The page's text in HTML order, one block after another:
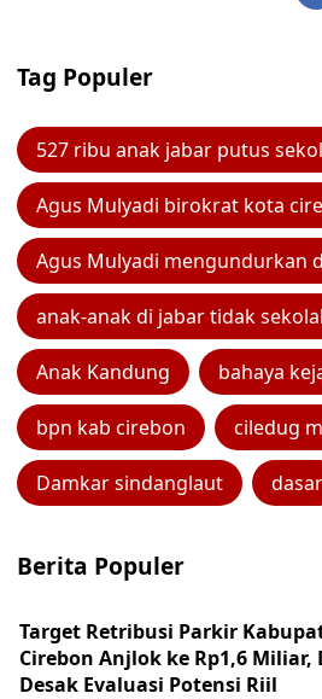
Tag Populer
527 ribu anak jabar putus
Agus Mulyadi birokrat kota
Agus Mulyadi mengundurkan
anak-anak di jabar tidak
Anak Kandung bahaya
bpn kab cirebon ciledug
Damkar sindanglaut dasar
Berita Populer
Target Retribusi Parkir
Cirebon Anjlok ke Rp1,6 Miliar,
Desak Evaluasi Potensi Riil